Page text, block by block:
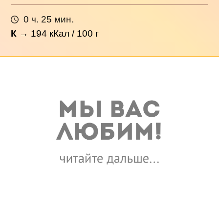
0 ч. 25 мин.
К → 194 кКал / 100 г